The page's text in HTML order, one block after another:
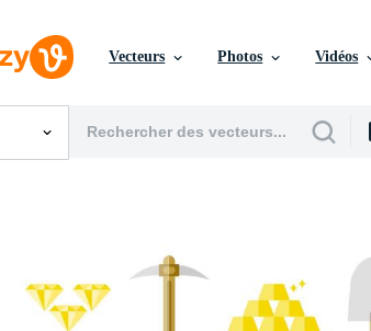
Vecteurs Photos Vidéos